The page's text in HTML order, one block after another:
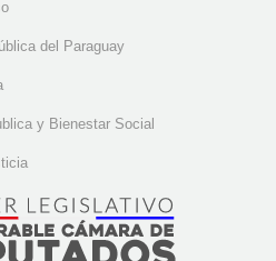
del Paraguay
y Bienestar Social